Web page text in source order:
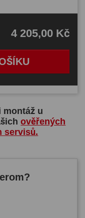
4 205,00 Kč
montáž u
ověřených
servisů.